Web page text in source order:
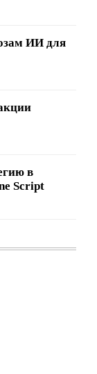
ИИ для
в
Script